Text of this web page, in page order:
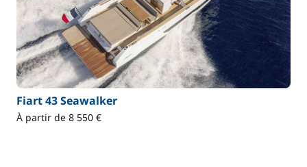
Fiart 43 Seawalker
À partir de 8 550 €